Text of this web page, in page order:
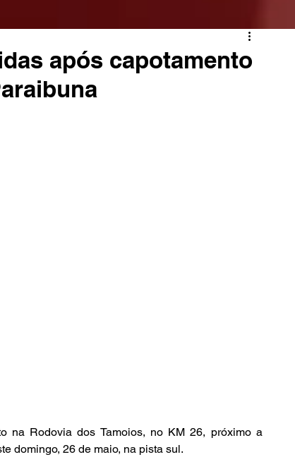
após capotamento
na Rodovia dos Tamoios, no KM 26, próximo a
domingo, 26 de maio, na pista sul.